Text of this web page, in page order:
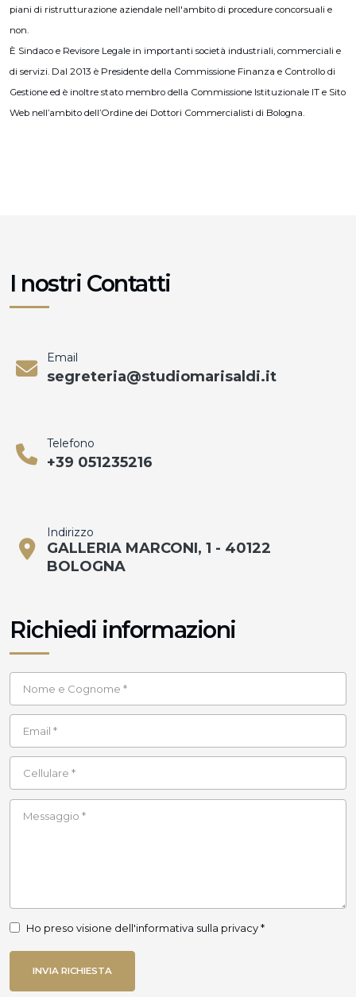
piani di ristrutturazione aziendale nell'ambito di procedure concorsuali e
non.
È Sindaco e Revisore Legale in importanti società industriali, commerciali e
di servizi. Dal 2013 è Presidente della Commissione Finanza e Controllo di
Gestione ed è inoltre stato membro della Commissione Istituzionale IT e Sito
Web nell’ambito dell’Ordine dei Dottori Commercialisti di Bologna.
I nostri Contatti
Email
segreteria@studiomarisaldi.it
Telefono
+39 051235216
Indirizzo
GALLERIA MARCONI, 1 - 40122
BOLOGNA
Richiedi informazioni
Ho preso visione dell'informativa sulla privacy *
INVIA RICHIESTA